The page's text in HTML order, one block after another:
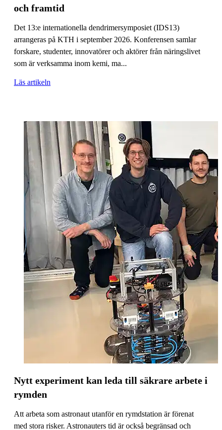
och framtid
Det 13:e internationella dendrimersymposiet (IDS13)
arrangeras på KTH i september 2026. Konferensen samlar
forskare, studenter, innovatörer och aktörer från näringslivet
som är verksamma inom kemi, ma...
Läs artikeln
Nytt experiment kan leda till säkrare arbete i
rymden
Att arbeta som astronaut utanför en rymdstation är förenat
med stora risker. Astronauters tid är också begränsad och